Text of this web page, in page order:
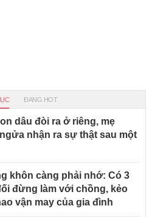
ĐANG HOT
dâu đòi ra ở riêng, mẹ
nhận ra sự thật sau một
khôn càng phải nhớ: Có 3
đừng làm với chồng, kẻo
vận may của gia đình